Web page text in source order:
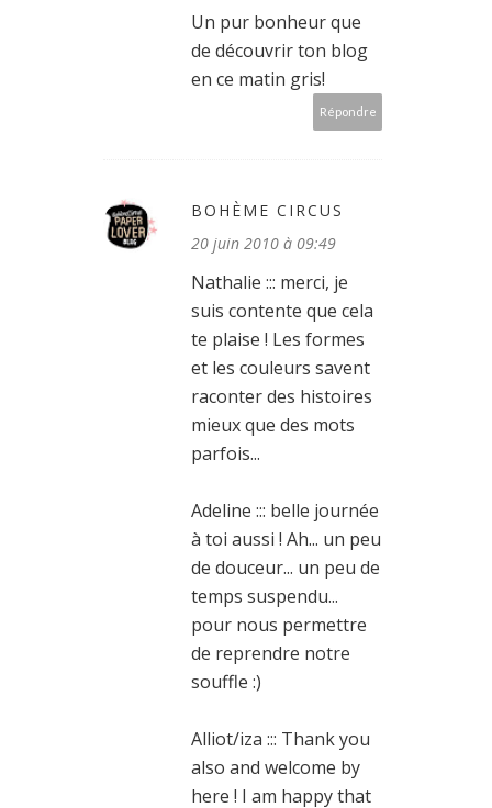
Un pur bonheur que
de découvrir ton blog
en ce matin gris!
Répondre
BOHÈME CIRCUS
20 juin 2010 à 09:49
Nathalie ::: merci, je
suis contente que cela
te plaise ! Les formes
et les couleurs savent
raconter des histoires
mieux que des mots
parfois...
Adeline ::: belle journée
à toi aussi ! Ah... un peu
de douceur... un peu de
temps suspendu...
pour nous permettre
de reprendre notre
souffle :)
Alliot/iza ::: Thank you
also and welcome by
here ! I am happy that